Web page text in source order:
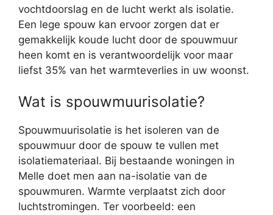
vochtdoorslag en de lucht werkt als isolatie.
Een lege spouw kan ervoor zorgen dat er
gemakkelijk koude lucht door de spouwmuur
heen komt en is verantwoordelijk voor maar
liefst 35% van het warmteverlies in uw woonst.
Wat is spouwmuurisolatie?
Spouwmuurisolatie is het isoleren van de
spouwmuur door de spouw te vullen met
isolatiemateriaal. Bij bestaande woningen in
Melle doet men aan na-isolatie van de
spouwmuren. Warmte verplaatst zich door
luchtstromingen. Ter voorbeeld: een